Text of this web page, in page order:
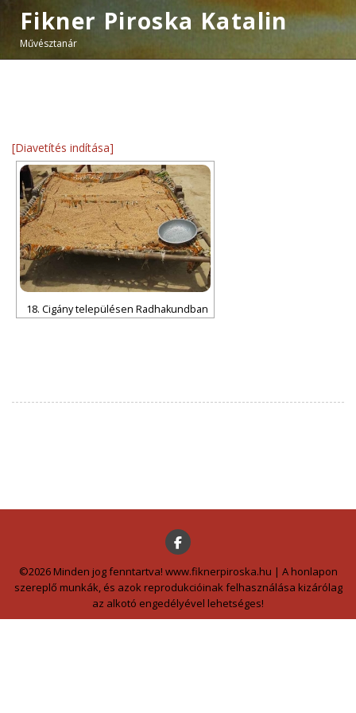
Fikner Piroska Katalin
Művésztanár
[Diavetítés indítása]
18. Cigány településen Radhakundban
©2026 Minden jog fenntartva! www.fiknerpiroska.hu | A honlapon
szereplő munkák, és azok reprodukcióinak felhasználása kizárólag
az alkotó engedélyével lehetséges!